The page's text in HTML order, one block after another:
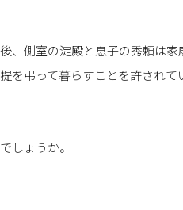
、側室の淀殿と息子の秀頼は
を弔って暮らすことを許されて
しょうか。